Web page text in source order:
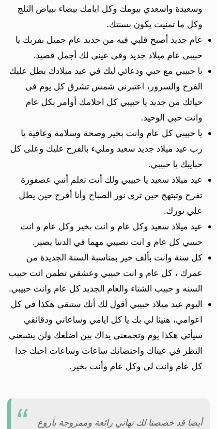
وسعيدة واسعدي بيومك وكل ايامك بيضاء ببياض الثلج
وكل ما تمنيت يكون بسنتك.
عام جديد أصبح قلبي فيه من حديد عام جميل بقربك يا
حبيبي عام ميلاد جديد وفي عيني لك أجمل قصيد.
يا حبيبي مع حبي ودعائي ليك في عيد ميلادك يطل عليك
الفرح والسرور، اعتبرني شمس تشرق كل يوم في
حياتك من جديد يا حبيبي كل احلامك أوامر بكل عام
وانت حبي الوحيد.
يا حبيبي كل عام وانت بخير وصحة وسلامة وعافية يا
رب عيد ميلاد جديد سعيد ومليء بالفرح عليك وعلى كل
حبايبك يا حبيبي.
عيد ميلاد سعيد يا حبيبي ولك أنت تعلم أنني عصفورة
تفرح وتبتهج حين ترى نور الصباح وأنا أفرح حين يطل
علي نورك.
عيد ميلاد سعيد وكل عام و انت بخير وكل عام و انت
حبيبي كل عام و انت نصيبي مهما في الدنيا يصير.
كل سنة وانت بألف خير بمناسبة السنة الجديدة من
عمرك ، كل عام و انت حبيبي وعشقي تطمن انت حبيب
السنه و حبيب الشتاء والعام الجديد كل عام وانت حبيبي.
اليوم عيد ميلاد حبيبي أقول لك أنك ستبقى هكذا في كل
اعوامي، هنيئا لي بك يا كل ايامي وساعاتي ودقائقي
سيأتي هكذا يوم وتجمعني يداك بين اضلعك ولن يشبعني
النظر في عيناك واحتضانك ساعات وساعات احبك جدا
كل عام وانت لي وكل عام وأنت بخير.
أيضا قد خصصنا لك تهاني رائعة وممزوجة بأروع